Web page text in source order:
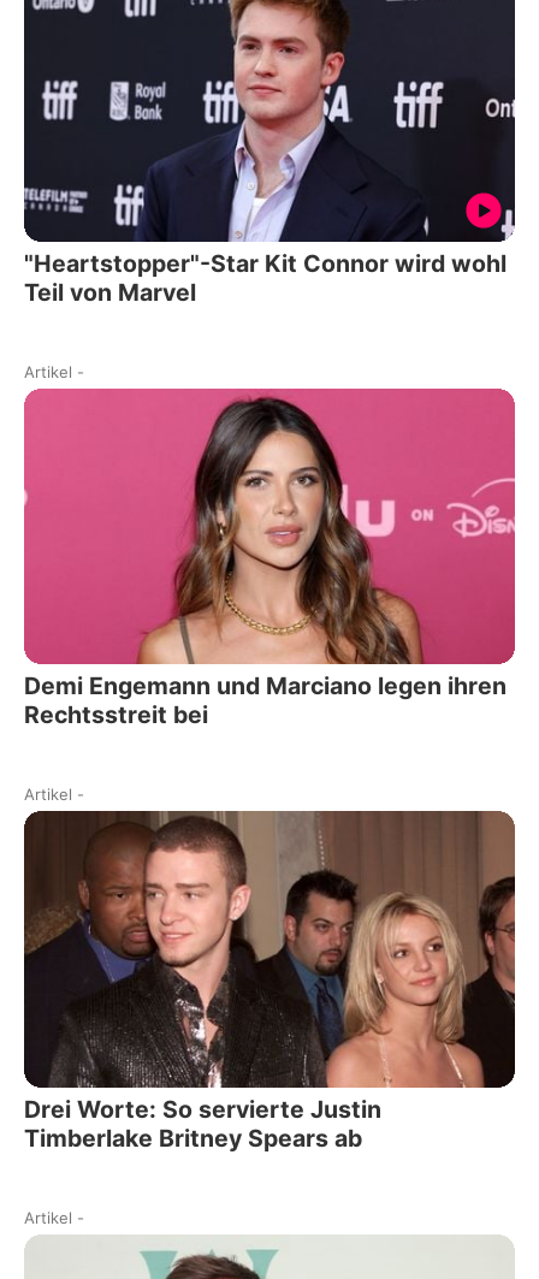
"Heartstopper"-Star Kit Connor wird wohl
Teil von Marvel
Artikel -
Demi Engemann und Marciano legen ihren
Rechtsstreit bei
Artikel -
Drei Worte: So servierte Justin
Timberlake Britney Spears ab
Artikel -